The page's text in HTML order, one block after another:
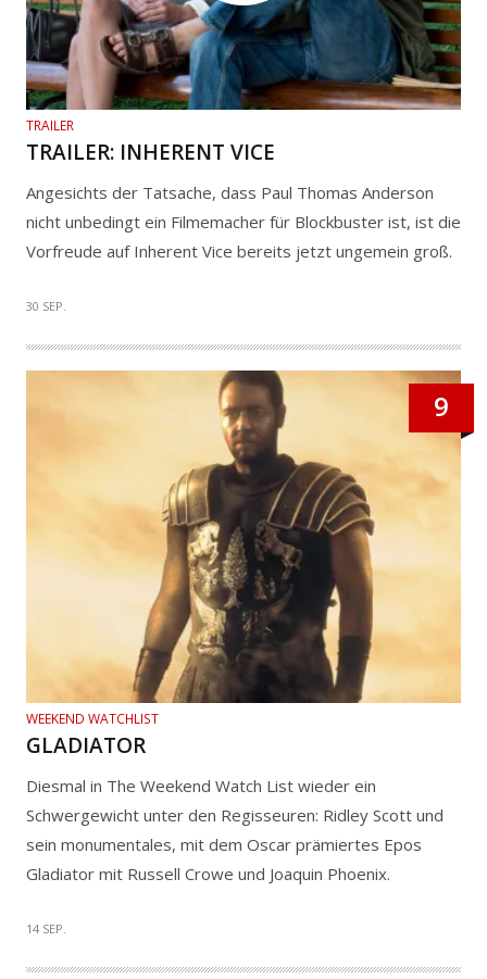
TRAILER
TRAILER: INHERENT VICE
Angesichts der Tatsache, dass Paul Thomas Anderson
nicht unbedingt ein Filmemacher für Blockbuster ist, ist die
Vorfreude auf Inherent Vice bereits jetzt ungemein groß.
30 SEP.
9
WEEKEND WATCHLIST
GLADIATOR
Diesmal in The Weekend Watch List wieder ein
Schwergewicht unter den Regisseuren: Ridley Scott und
sein monumentales, mit dem Oscar prämiertes Epos
Gladiator mit Russell Crowe und Joaquin Phoenix.
14 SEP.